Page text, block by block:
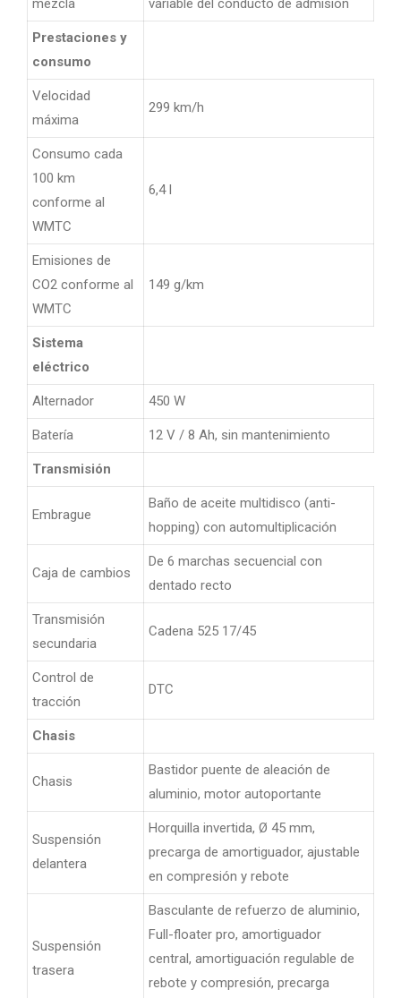
mezcla variable del conducto de admisión
Prestaciones y
consumo
Velocidad
máxima
299 km/h
Consumo cada
100 km
conforme al
WMTC
6,4 l
Emisiones de
CO2 conforme al
WMTC
149 g/km
Sistema
eléctrico
Alternador 450 W
Batería 12 V / 8 Ah, sin mantenimiento
Transmisión
Embrague
Baño de aceite multidisco (anti-
hopping) con automultiplicación
Caja de cambios
De 6 marchas secuencial con
dentado recto
Transmisión
secundaria
Cadena 525 17/45
Control de
tracción
DTC
Chasis
Chasis
Bastidor puente de aleación de
aluminio, motor autoportante
Suspensión
delantera
Horquilla invertida, Ø 45 mm,
precarga de amortiguador, ajustable
en compresión y rebote
Suspensión
trasera
Basculante de refuerzo de aluminio,
Full-floater pro, amortiguador
central, amortiguación regulable de
rebote y compresión, precarga